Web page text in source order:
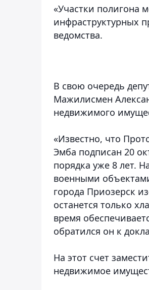
«Участки полигона
инфраструктурных
ведомства.
В свою очередь
Мажилисмен
недвижимого
«Известно, что
Эмба подписан 20
порядка уже 8 лет.
военными
города Приозерск
останется только
время
обратился он к
На этот счет
недвижимое